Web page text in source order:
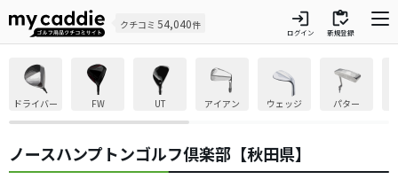
クチコミ 54,040件 login
ログイン
inventory
新規登録
ドライバー FW UT アイアン ウェッジ パター
ノースハンプトンゴルフ倶楽部【秋田県】